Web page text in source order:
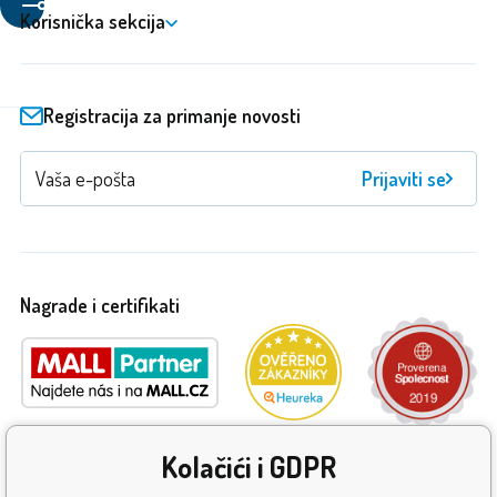
proizvode
Korisnička sekcija
Registracija za primanje novosti
Prijaviti se
Nagrade i certifikati
Kolačići i GDPR